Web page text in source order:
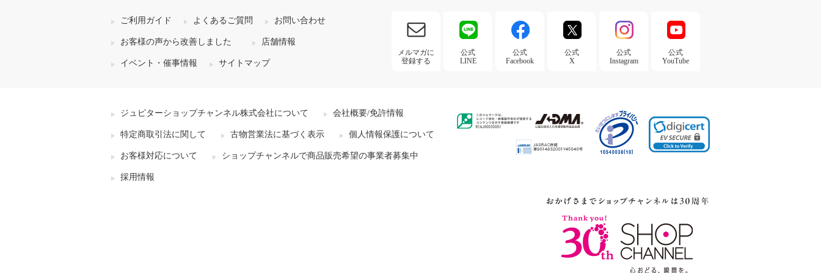
ご利用ガイド よくあるご質問 お問い合わせ
お客様の声から改善しました 店舗情報
イベント・催事情報 サイトマップ
メルマガに
登録する
公式
LINE
公式
Facebook
公式
X
公式
Instagram
公式
YouTube
ジュピターショップチャンネル株式会社について 会社概要/免許情報
特定商取引法に関して 古物営業法に基づく表示 個人情報保護について
お客様対応について ショップチャンネルで商品販売希望の事業者募集中
採用情報